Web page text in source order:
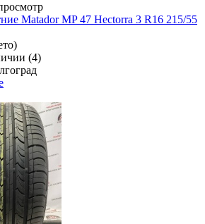
Matador MP 47 Hectorra 3 R16 215/55
(4)